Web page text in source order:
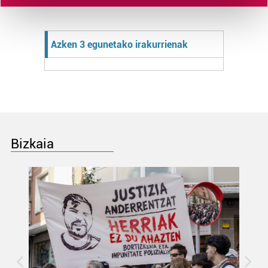
Guk eta gure bazkideek zure datu pertsonalak
prozesatzen ditugu, zure IP zenbakia, besteak beste,
teknologia erabiliz, cookieak adibidez, iragarki eta eduki
interes komertzial legitimoetan babesten dira. Ikusi gure
bazkideen zerrenda, beren ustez zein helburutarako
duten interes legitimoa eta horren aurka nola egin
dezakezun ikusteko.
Lortu zure datu pertsonalak prozesatzeko moduari
buruzko informazio gehiago eta ezarri zure lehentasunak
Azken 3 egunetako irakurrienak
Bizkaia